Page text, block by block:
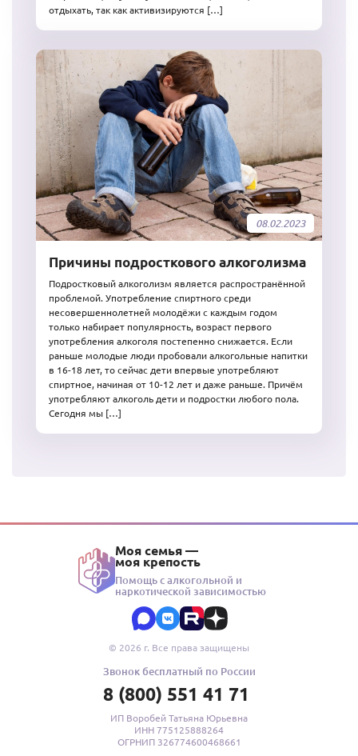
отдыхать, так как активизируются […]
08.02.2023
Причины подросткового алкоголизма
Подростковый алкоголизм является распространённой
проблемой. Употребление спиртного среди
несовершеннолетней молодёжи с каждым годом
только набирает популярность, возраст первого
употребления алкоголя постепенно снижается. Если
раньше молодые люди пробовали алкогольные напитки
в 16-18 лет, то сейчас дети впервые употребляют
спиртное, начиная от 10-12 лет и даже раньше. Причём
употребляют алкоголь дети и подростки любого пола.
Сегодня мы […]
Моя семья —
моя крепость
Помощь с алкогольной и
наркотической зависимостью
© 2026 г. Все права защищены
Звонок бесплатный по России
8 (800) 551 41 71
ИП Воробей Татьяна Юрьевна
ИНН 775125888264
ОГРНИП 326774600468661